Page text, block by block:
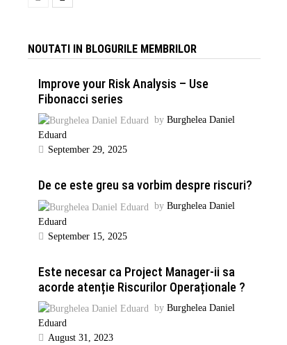
NOUTATI IN BLOGURILE MEMBRILOR
Improve your Risk Analysis – Use
Fibonacci series
by Burghelea Daniel
Eduard
September 29, 2025
De ce este greu sa vorbim despre riscuri?
by Burghelea Daniel
Eduard
September 15, 2025
Este necesar ca Project Manager-ii sa
acorde atenție Riscurilor Operaționale ?
by Burghelea Daniel
Eduard
August 31, 2023